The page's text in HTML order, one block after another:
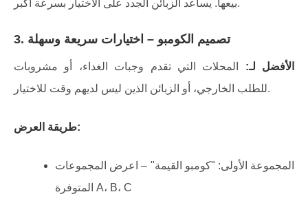
بيعها. يساعد الزبائن الجدد على الاختيار بسرعة أكبر.
3. تصميم الكومبو – اختيارات سريعة وسهلة
الأفضل لـ: المحلات التي تقدم وجبات الغداء، أو مشروبات
للطلب الخارجي، أو الزبائن الذين ليس لديهم وقت للاختيار.
طريقة العرض:
المجموعة الأولى: "كومبو القيمة" – اعرض المجموعات
المتوفرة A، B، C